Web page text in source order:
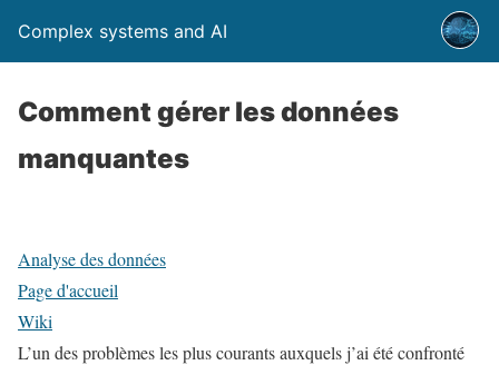
Complex systems and AI
Comment gérer les données
manquantes
Analyse des données
Page d'accueil
Wiki
L’un des problèmes les plus courants auxquels j’ai été confronté